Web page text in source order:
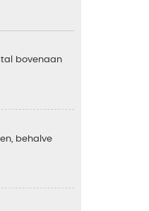
bovenaan
behalve